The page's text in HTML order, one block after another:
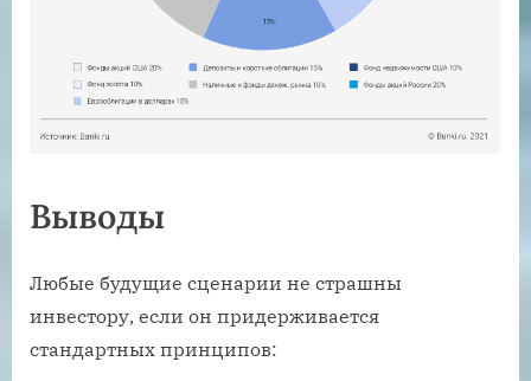
Выводы
Любые будущие сценарии не страшны
инвестору, если он придерживается
стандартных принципов: